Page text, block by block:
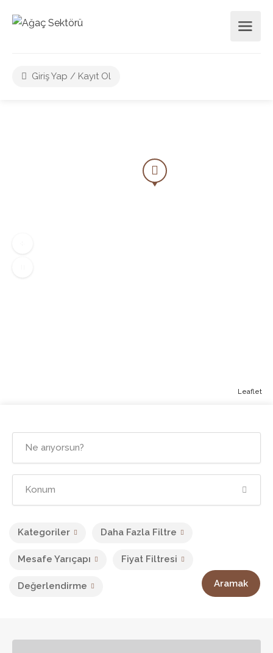
Giriş Yap / Kayıt Ol
Kategoriler Daha Fazla Filtre
Mesafe Yarıçapı Fiyat Filtresi
Değerlendirme Aramak
Leaflet